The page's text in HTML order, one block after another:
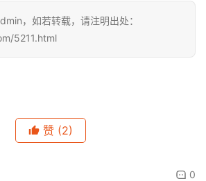
，如若转载，请注明出处：
5211.html
赞 (2)
0